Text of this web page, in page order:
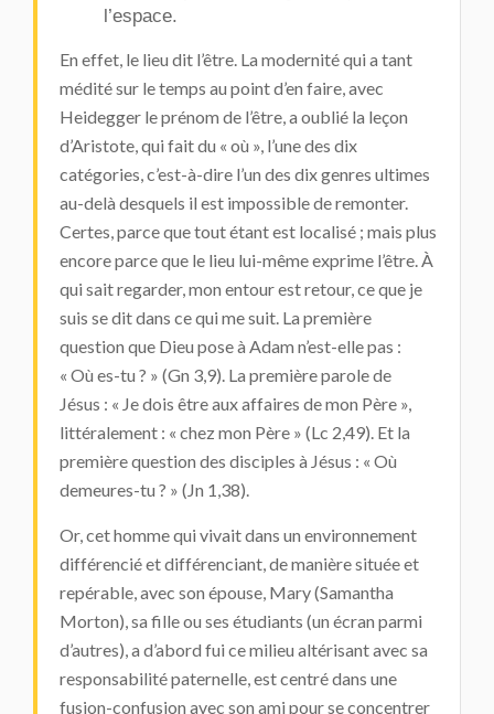
l’espace.
En effet, le lieu dit l’être. La modernité qui a tant
médité sur le temps au point d’en faire, avec
Heidegger le prénom de l’être, a oublié la leçon
d’Aristote, qui fait du « où », l’une des dix
catégories, c’est-à-dire l’un des dix genres ultimes
au-delà desquels il est impossible de remonter.
Certes, parce que tout étant est localisé ; mais plus
encore parce que le lieu lui-même exprime l’être. À
qui sait regarder, mon entour est retour, ce que je
suis se dit dans ce qui me suit. La première
question que Dieu pose à Adam n’est-elle pas :
« Où es-tu ? » (Gn 3,9). La première parole de
Jésus : « Je dois être aux affaires de mon Père »,
littéralement : « chez mon Père » (Lc 2,49). Et la
première question des disciples à Jésus : « Où
demeures-tu ? » (Jn 1,38).
Or, cet homme qui vivait dans un environnement
différencié et différenciant, de manière située et
repérable, avec son épouse, Mary (Samantha
Morton), sa fille ou ses étudiants (un écran parmi
d’autres), a d’abord fui ce milieu altérisant avec sa
responsabilité paternelle, est centré dans une
fusion-confusion avec son ami pour se concentrer